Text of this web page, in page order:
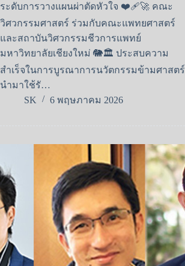
ระดับการวางแผนผ่าตัดหัวใจ ❤️‍🩹🚀 คณะ
วิศวกรรมศาสตร์ ร่วมกับคณะแพทยศาสตร์
และสถาบันวิศวกรรมชีวการแพทย์
มหาวิทยาลัยเชียงใหม่ 🐘🏛️ ประสบความ
สำเร็จในการบูรณาการนวัตกรรมข้ามศาสตร์
นำมาใช้รั…
SK
6 พฤษภาคม 2026